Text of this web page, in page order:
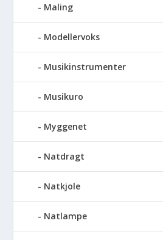
Maling
Modellervoks
Musikinstrumenter
Musikuro
Myggenet
Natdragt
Natkjole
Natlampe